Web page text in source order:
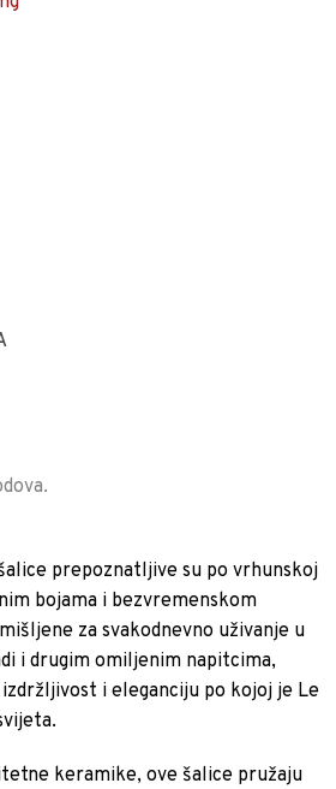
prepoznatljive su po vrhunskoj
bojama i bezvremenskom
za svakodnevno uživanje u
i drugim omiljenim napitcima,
i eleganciju po kojoj je Le
keramike, ove šalice pružaju